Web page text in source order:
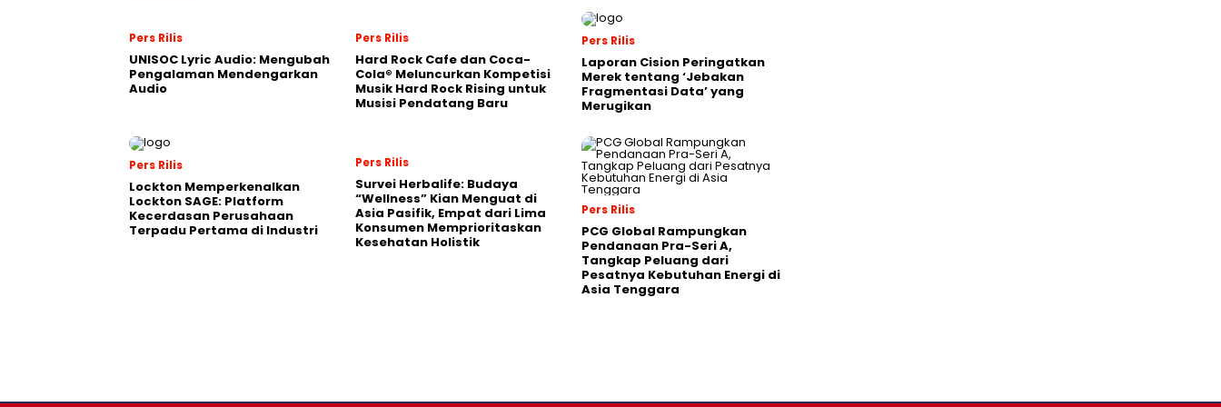
Pers Rilis
UNISOC Lyric Audio: Mengubah
Pengalaman Mendengarkan
Audio
Pers Rilis
Hard Rock Cafe dan Coca-
Cola® Meluncurkan Kompetisi
Musik Hard Rock Rising untuk
Musisi Pendatang Baru
Pers Rilis
Laporan Cision Peringatkan
Merek tentang ‘Jebakan
Fragmentasi Data’ yang
Merugikan
Pers Rilis
Lockton Memperkenalkan
Lockton SAGE: Platform
Kecerdasan Perusahaan
Terpadu Pertama di Industri
Pers Rilis
Survei Herbalife: Budaya
“Wellness” Kian Menguat di
Asia Pasifik, Empat dari Lima
Konsumen Memprioritaskan
Kesehatan Holistik
Pers Rilis
PCG Global Rampungkan
Pendanaan Pra-Seri A,
Tangkap Peluang dari
Pesatnya Kebutuhan Energi di
Asia Tenggara